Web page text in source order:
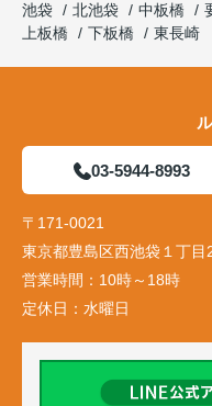
池袋
北池袋 中板橋
上板橋
下板橋 東長崎
03-5944-8993
〒171-0021
東京都豊島区西池袋１丁
営業時間： 10時～18時
定休日： 水曜日